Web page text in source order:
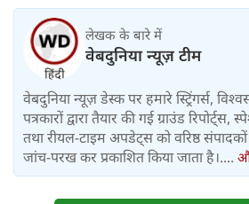
लेखक के बारे में
वेबदुनिया न्यूज़ टीम
वेबदुनिया न्यूज़ डेस्क पर हमारे स्ट्रिंगर्स,
पत्रकारों द्वारा तैयार की गई ग्राउंड रिपोर्ट्स,
तथा रीयल-टाइम अपडेट्स को वरिष्ठ संपादकों
जांच-परख कर प्रकाशित किया जाता है।....